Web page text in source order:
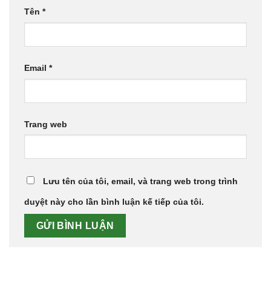
Tên *
Email *
Trang web
Lưu tên của tôi, email, và trang web trong trình
duyệt này cho lần bình luận kế tiếp của tôi.